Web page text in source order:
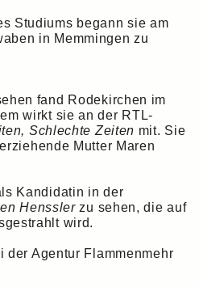
Studiums begann sie am
in Memmingen zu
fand Rodekirchen im
wirkt sie an der RTL-
Schlechte Zeiten mit. Sie
Mutter Maren
Kandidatin in der
Hensslerzu sehen, die auf
wird.
der Agentur Flammenmehr